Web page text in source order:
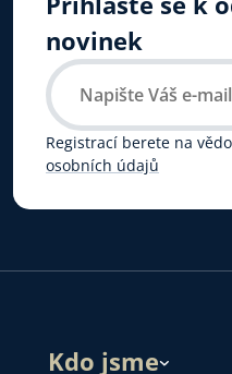
novinek
Registrací berete na
osobních údajů
Kdo jsme